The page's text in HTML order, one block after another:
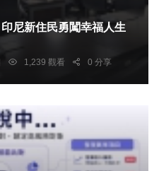
1,239 觀看 0 分享